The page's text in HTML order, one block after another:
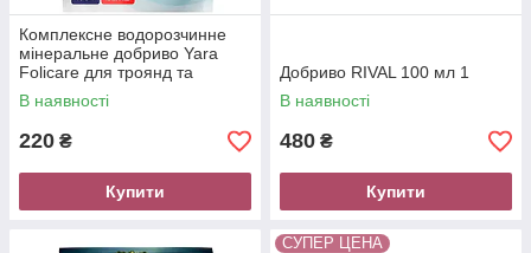
Комплексне водорозчинне
мінеральне добриво Yara
Folicare для троянд та
квітучих рослин, 180 г, Yara
В наявності
220 ₴
Купити
Добриво RIVAL 100 мл 1
В наявності
480 ₴
Купити
СУПЕР ЦЕНА